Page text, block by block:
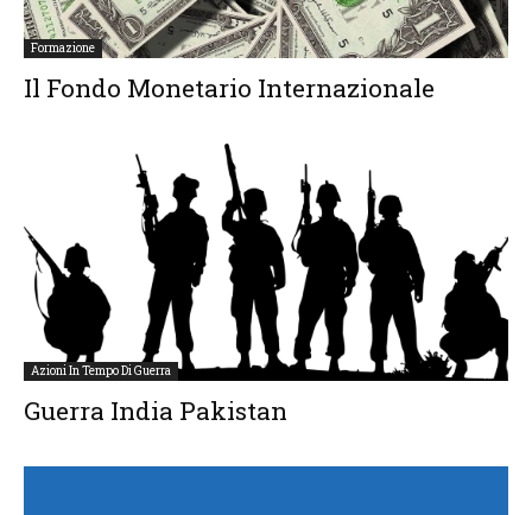
Formazione
Il Fondo Monetario Internazionale
Azioni In Tempo Di Guerra
Guerra India Pakistan